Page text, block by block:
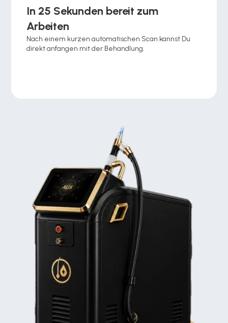
In 25 Sekunden bereit zum
Arbeiten
Nach einem kurzen automatischen Scan kannst Du
direkt anfangen mit der Behandlung.